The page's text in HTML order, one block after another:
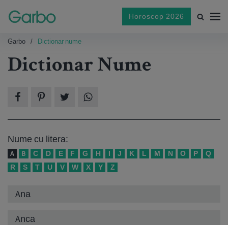
Horoscop 2026
Garbo Dictionar nume
Dictionar Nume
Nume cu litera:
A B C D E F G H I J K L M N O P
Q
R
S T U V W X Y Z
Ana
Anca